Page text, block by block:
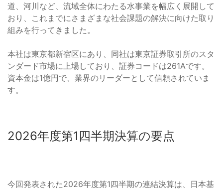
道、河川など、流域全体にわたる水事業を幅広く展開して
おり、これまでにさまざまな社会課題の解決に向けた取り
組みを行ってきました。
本社は東京都新宿区にあり、同社は東京証券取引所のスタ
ンダード市場に上場しており、証券コードは261Aです。
資本金は1億円で、業界のリーダーとして信頼されていま
す。
2026年度第1四半期決算の要点
今回発表された2026年度第1四半期の連結決算は、日本基